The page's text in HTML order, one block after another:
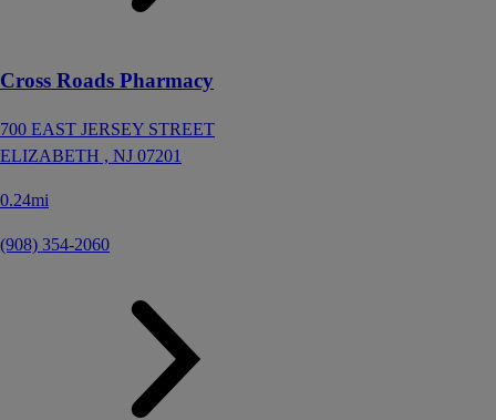
Cross Roads Pharmacy
700 EAST JERSEY STREET
ELIZABETH , NJ 07201
0.24mi
(908) 354-2060